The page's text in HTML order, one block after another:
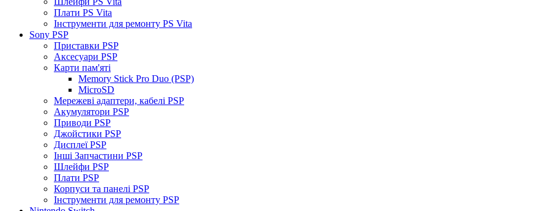
Плати PS Vita
Інструменти для ремонту PS Vita
Sony PSP
Приставки PSP
Аксесуари PSP
Карти пам'яті
Memory Stick Pro Duo (PSP)
MicroSD
Мережеві адаптери, кабелі PSP
Акумулятори PSP
Приводи PSP
Джойстики PSP
Дисплеї PSP
Інші Запчастини PSP
Шлейфи PSP
Плати PSP
Корпуси та панелі PSP
Інструменти для ремонту PSP